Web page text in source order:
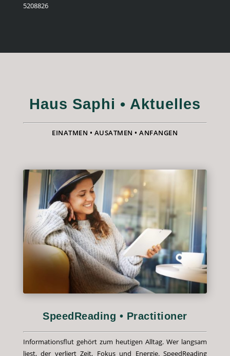
5208826
Haus Saphi • Aktuelles
EINATMEN • AUSATMEN • ANFANGEN
SpeedReading • Practitioner
Informationsflut gehört zum heutigen Alltag. Wer langsam
liest, der verliert Zeit, Fokus und Energie. SpeedReading